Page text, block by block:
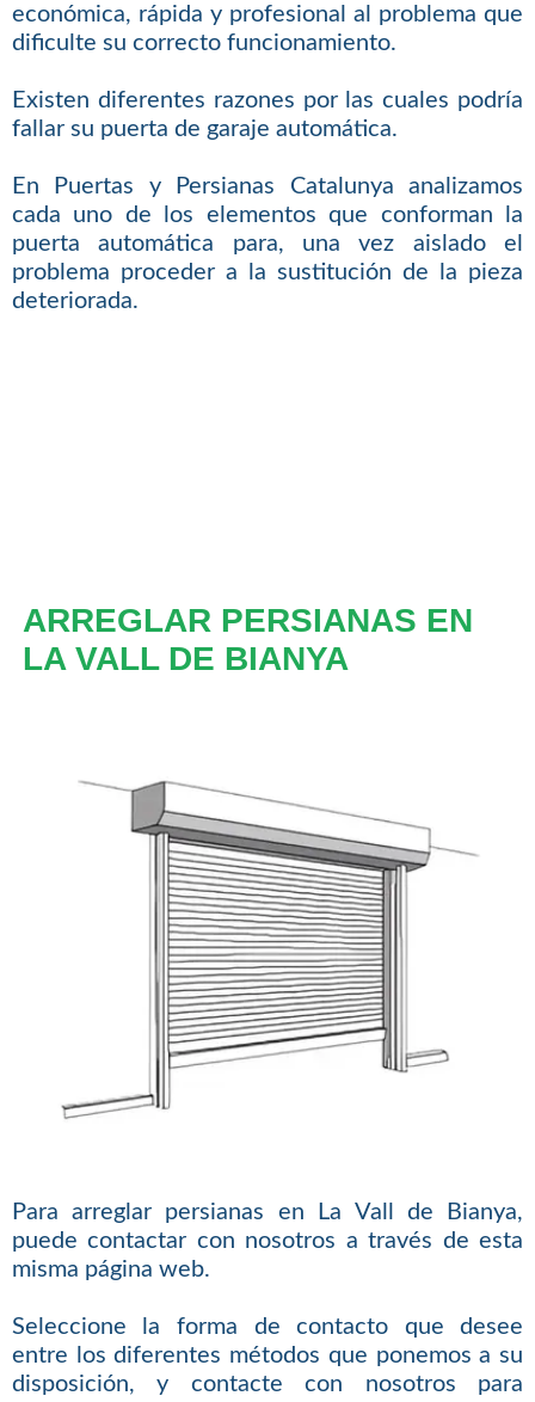
económica, rápida y profesional al problema que
dificulte su correcto funcionamiento.
Existen diferentes razones por las cuales podría
fallar su puerta de garaje automática.
En Puertas y Persianas Catalunya analizamos
cada uno de los elementos que conforman la
puerta automática para, una vez aislado el
problema proceder a la sustitución de la pieza
deteriorada.
ARREGLAR PERSIANAS EN
LA VALL DE BIANYA
Para arreglar persianas en La Vall de Bianya,
puede contactar con nosotros a través de esta
misma página web.
Seleccione la forma de contacto que desee
entre los diferentes métodos que ponemos a su
disposición, y contacte con nosotros para